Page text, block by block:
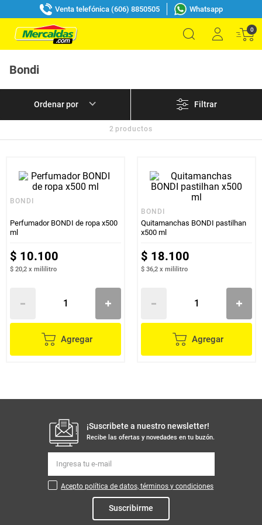
Venta telefónica (606) 8850505 Whatsapp
0
Bondi
Filtrar
2 productos
BONDI
Perfumador BONDI de ropa x500
ml
$ 10.100
$ 20,2 x mililitro
Agregar
BONDI
Quitamanchas BONDI pastilhan
x500 ml
$ 18.100
$ 36,2 x mililitro
Agregar
¡Suscribete a nuestro newsletter!
Recibe las ofertas y novedades en tu buzón.
Acepto política de datos, términos y condiciones
Suscribirme